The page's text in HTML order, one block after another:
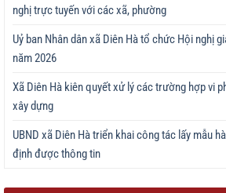
nghị trực tuyến với các xã, phường
Uỷ ban Nhân dân xã Diên Hà tổ chức Hội nghị
năm 2026
Xã Diên Hà kiên quyết xử lý các trường hợp vi
xây dựng
UBND xã Diên Hà triển khai công tác lấy mẫu
định được thông tin